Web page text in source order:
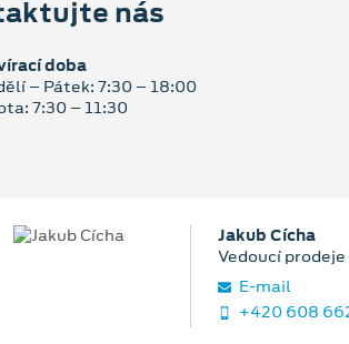
nás
doba
– Pátek: 7:30 – 18:00
7:30 – 11:30
Jakub Cícha
Vedoucí prodeje
E‑mail
+420 608